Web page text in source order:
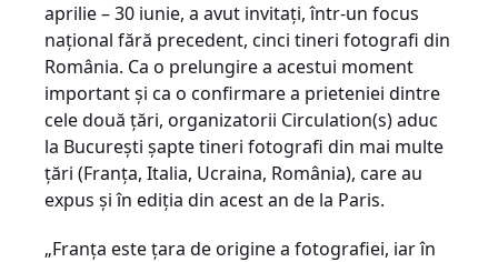
aprilie – 30 iunie, a avut invitați, într-un focus
național fără precedent, cinci tineri fotografi din
România. Ca o prelungire a acestui moment
important și ca o confirmare a prieteniei dintre
cele două țări, organizatorii Circulation(s) aduc
la București șapte tineri fotografi din mai multe
țări (Franța, Italia, Ucraina, România), care au
expus și în ediția din acest an de la Paris.
„Franța este țara de origine a fotografiei, iar în